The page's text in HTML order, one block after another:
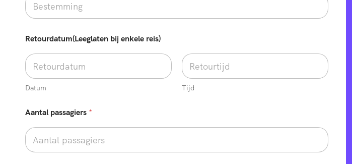
u
N
a
a
m
e
i
)
Retourdatum(Leeglaten bij enkele reis)
Datum Tijd
Aantal passagiers *